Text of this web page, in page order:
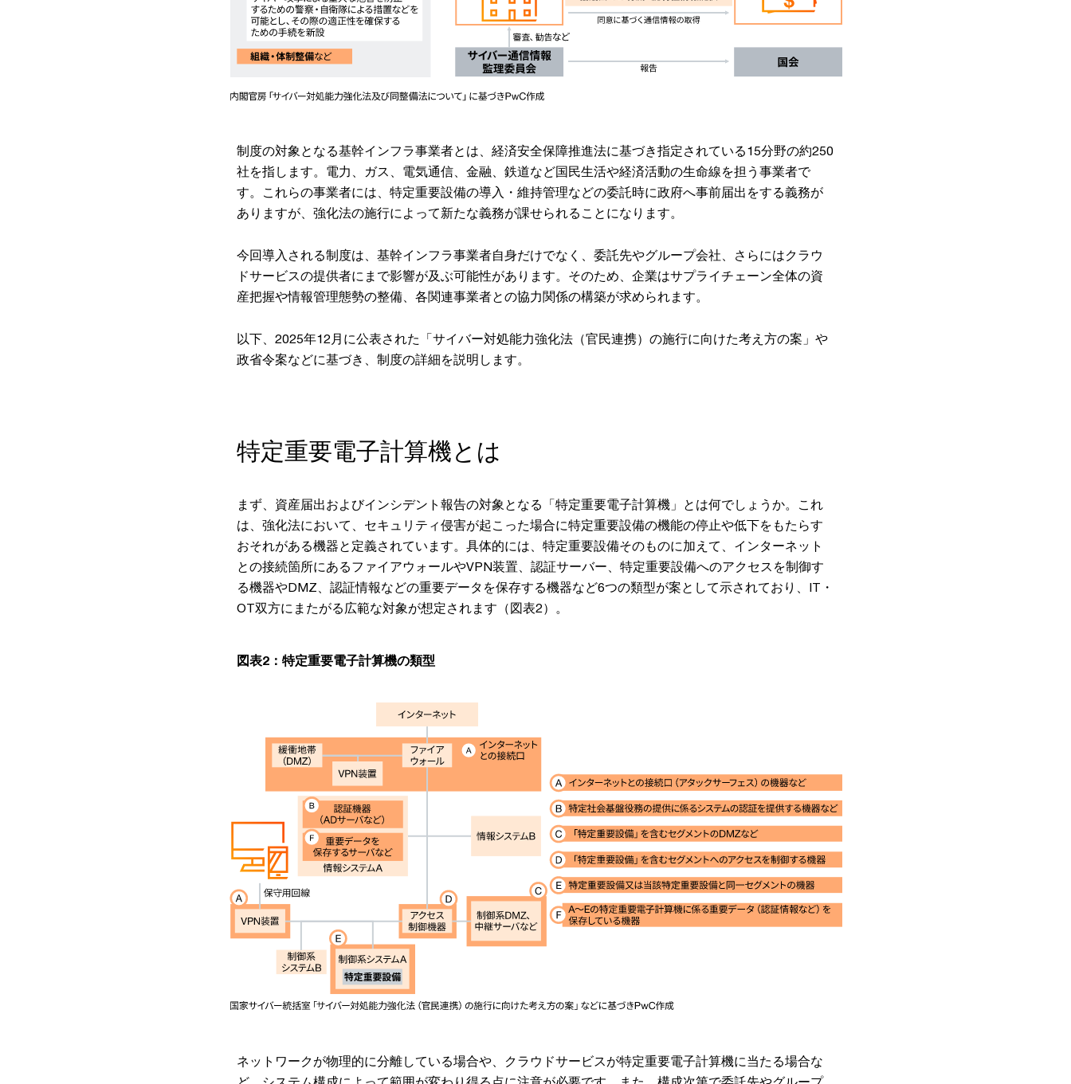
制度の対象となる基幹インフラ事業者とは、経済安全保障推進法に基づき指定されている15分野の約250
社を指します。電力、ガス、電気通信、金融、鉄道など国民生活や経済活動の生命線を担う事業者で
す。これらの事業者には、特定重要設備の導入・維持管理などの委託時に政府へ事前届出をする義務が
ありますが、強化法の施行によって新たな義務が課せられることになります。
今回導入される制度は、基幹インフラ事業者自身だけでなく、委託先やグループ会社、さらにはクラウ
ドサービスの提供者にまで影響が及ぶ可能性があります。そのため、企業はサプライチェーン全体の資
産把握や情報管理態勢の整備、各関連事業者との協力関係の構築が求められます。
以下、2025年12月に公表された「サイバー対処能力強化法（官民連携）の施行に向けた考え方の案」や
政省令案などに基づき、制度の詳細を説明します。
特定重要電子計算機とは
まず、資産届出およびインシデント報告の対象となる「特定重要電子計算機」とは何でしょうか。これ
は、強化法において、セキュリティ侵害が起こった場合に特定重要設備の機能の停止や低下をもたらす
おそれがある機器と定義されています。具体的には、特定重要設備そのものに加えて、インターネット
との接続箇所にあるファイアウォールやVPN装置、認証サーバー、特定重要設備へのアクセスを制御す
る機器やDMZ、認証情報などの重要データを保存する機器など6つの類型が案として示されており、IT・
OT双方にまたがる広範な対象が想定されます（図表2）。
図表2：特定重要電子計算機の類型
ネットワークが物理的に分離している場合や、クラウドサービスが特定重要電子計算機に当たる場合な